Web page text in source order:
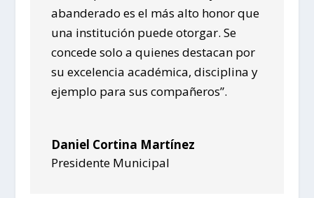
abanderado es el más alto honor que
una institución puede otorgar. Se
concede solo a quienes destacan por
su excelencia académica, disciplina y
ejemplo para sus compañeros”.
Daniel Cortina Martínez
Presidente Municipal